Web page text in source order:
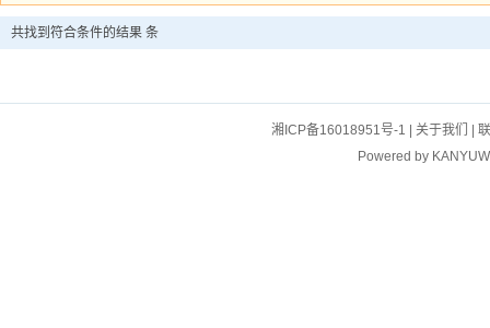
共找到符合条件的结果 条
湘ICP备16018951号-1 关于我们
Powered by KANYUW